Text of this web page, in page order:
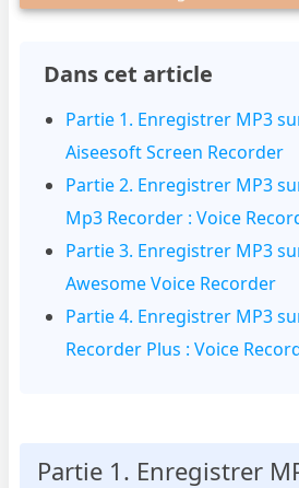
Dans cet article
Partie 1. Enregistrer MP3
Aiseesoft Screen Recorder
Partie 2. Enregistrer MP3
Mp3 Recorder : Voice
Partie 3. Enregistrer MP3
Awesome Voice Recorder
Partie 4. Enregistrer MP3
Recorder Plus : Voice
Partie 1. Enregistrer